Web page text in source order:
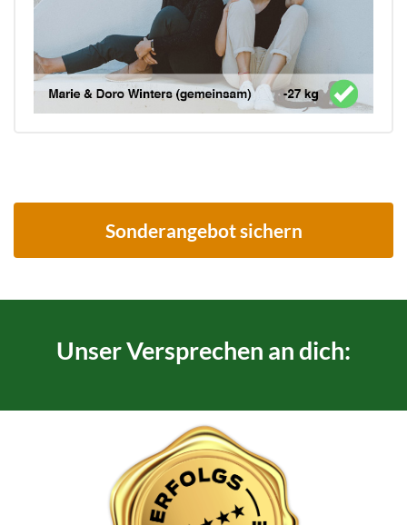
Sonderangebot sichern
Unser Versprechen an dich: